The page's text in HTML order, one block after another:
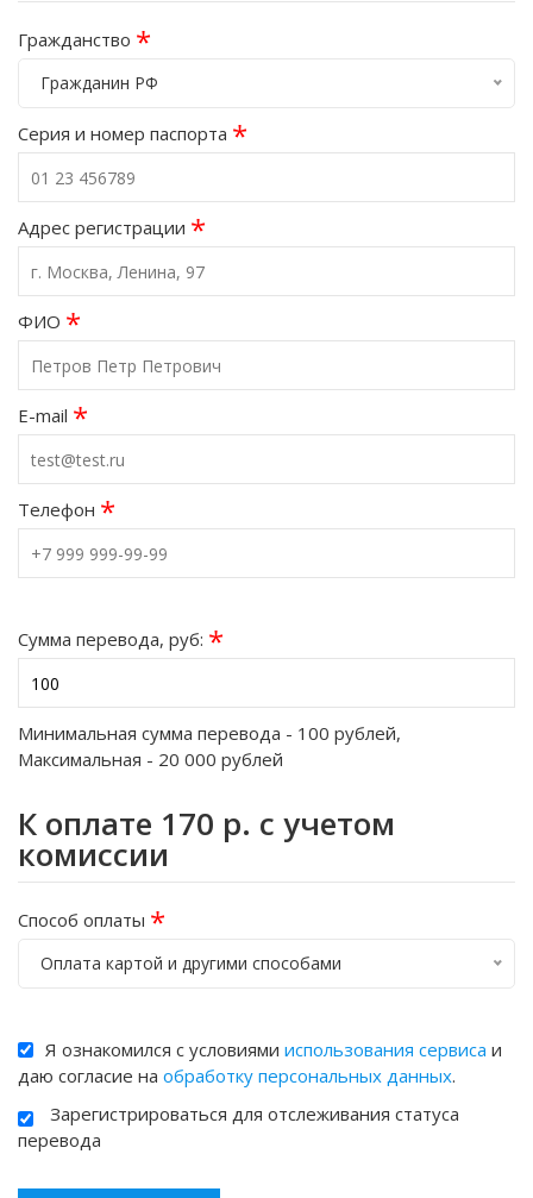
Гражданство *
Гражданин РФ
Серия и номер паспорта *
Адрес регистрации *
ФИО *
E-mail *
Телефон *
Сумма перевода, руб: *
Минимальная сумма перевода - 100 рублей,
Максимальная - 20 000 рублей
К оплате 170 р. с учетом
комиссии
Способ оплаты *
Оплата картой и другими способами
Я ознакомился с условиями использования сервиса и
даю согласие на обработку персональных данных.
Зарегистрироваться для отслеживания статуса
перевода